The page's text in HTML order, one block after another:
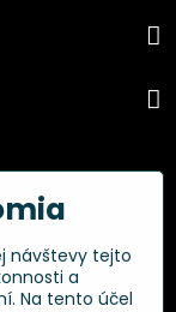
návštevy tejto
a
Na tento účel